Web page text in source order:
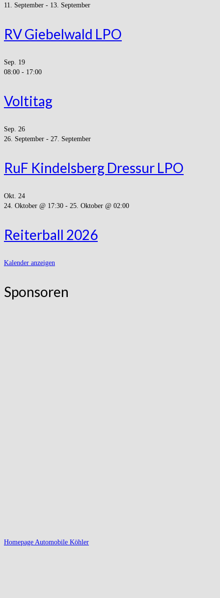
11. September - 13. September
RV Giebelwald LPO
Sep. 19
08:00 - 17:00
Voltitag
Sep. 26
26. September - 27. September
RuF Kindelsberg Dressur LPO
Okt. 24
24. Oktober @ 17:30 - 25. Oktober @ 02:00
Reiterball 2026
Kalender anzeigen
Sponsoren
Homepage Automobile Köhler